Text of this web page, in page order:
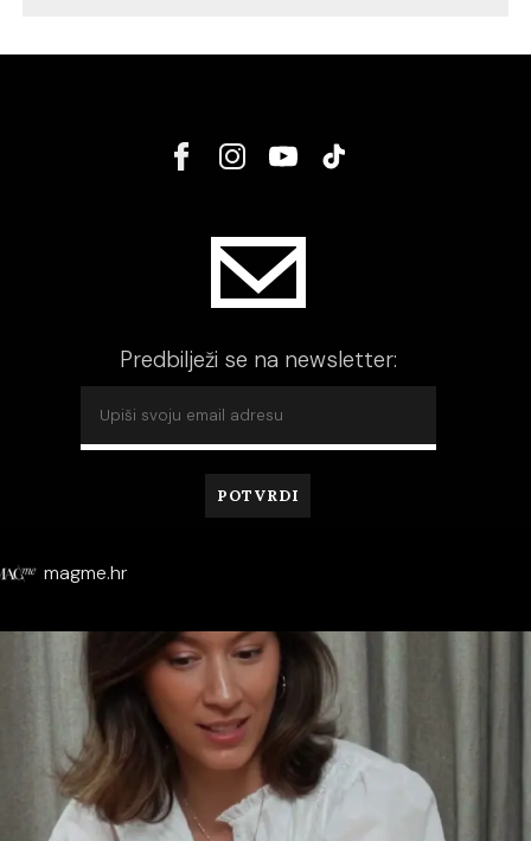
Predbilježi se na newsletter:
magme.hr